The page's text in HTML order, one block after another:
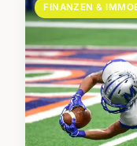
FINANZEN &